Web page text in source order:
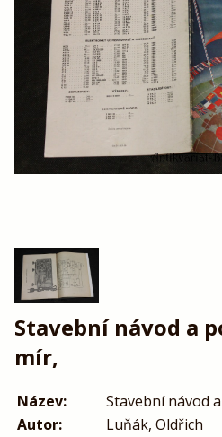
Stavební návod a
mír,
Název:
Stavební návod
Autor:
Luňák, Oldřich